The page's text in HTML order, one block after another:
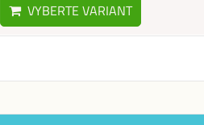
VYBERTE VARIANT